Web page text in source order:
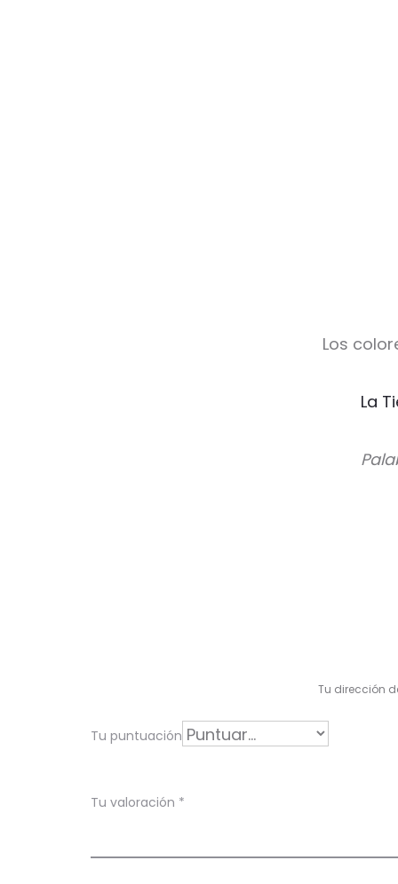
Los
La
r
c
Tu dirección
Tu puntuación
Tu valoración *